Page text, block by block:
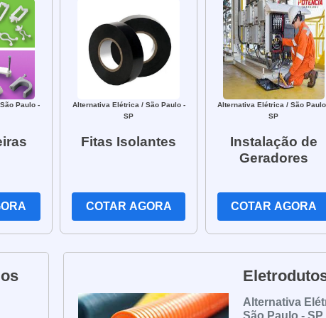
são adequados para uma variedade de ambientes,
específicas de cada instalação.
e condução segura de cabos elétricos em
componentes garantem a segurança e a
na escolha e instalação adequada dos eletrodutos
Paulo -
Alternativa Elétrica / São Paulo -
SP
Fitas Isolantes
COTAR AGORA
Alternativa Elétrica / São
SP
Instalação de
Geradores
COTAR AGORA
Alternativa